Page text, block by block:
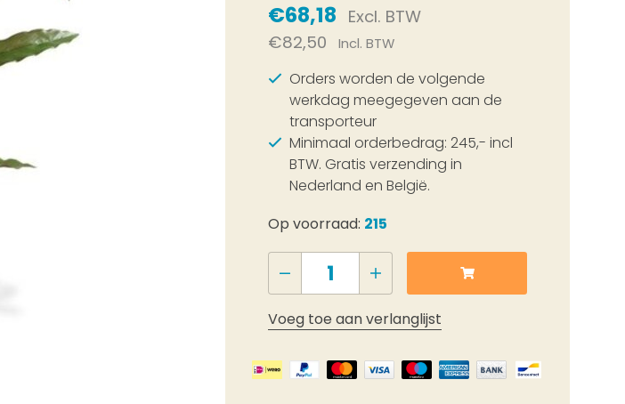
€68,18 Excl. BTW
€82,50
Incl. BTW
Orders worden de volgende
werkdag meegegeven aan de
transporteur
Minimaal orderbedrag: 245,- incl
BTW. Gratis verzending in
Nederland en België.
Op voorraad: 215
Voeg toe aan verlanglijst